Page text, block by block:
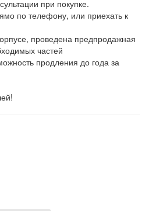
при покупке.
по телефону, или приехать к
проведена предпродажная
частей
продления до года за